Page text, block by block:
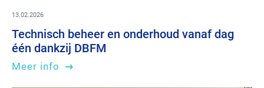
13.02.2026
Technisch beheer en onderhoud vanaf dag
één dankzij DBFM
Meer info